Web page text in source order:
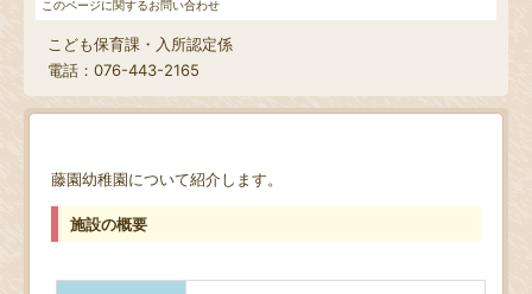
このページに関するお問い合わせ
こども保育課・入所認定係
電話：076-443-2165
藤園幼稚園について紹介します。
施設の概要